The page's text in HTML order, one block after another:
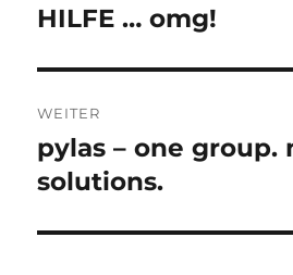
Vorheriger
HILFE … omg!
WEITER
Nächster
Beitrag:
pylas – one group.
solutions.